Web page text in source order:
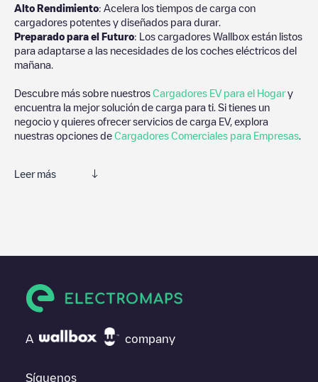
Alto Rendimiento: Acelera los tiempos de carga con
cargadores potentes y diseñados para durar.
Preparado para el Futuro: Los cargadores Wallbox están listos
para adaptarse a las necesidades de los coches eléctricos del
mañana.
Descubre más sobre nuestros Cargadores EV para el Hogary
encuentra la mejor solución de carga para ti. Si tienes un
negocio y quieres ofrecer servicios de carga EV, explora
nuestras opciones de Cargadores Comerciales para Empresas
Leer más
información útil para crear la mejor experiencia para los
conductores de vehículos eléctricos.
Las opiniones de los conductores eléctricos son muy
importantes para valorar cuáles son los puntos de carga más
County por lo que no dudes en dejar tu valoración de cuál fue tu
A company
Síguenos